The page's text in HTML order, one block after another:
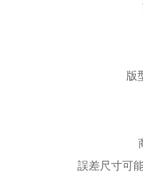
版
誤差尺寸可